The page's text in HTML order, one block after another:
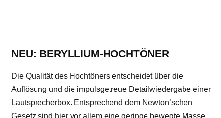
NEU: BERYLLIUM-HOCHTÖNER
Die Qualität des Hochtöners entscheidet über die
Auflösung und die impulsgetreue Detailwiedergabe einer
Lautsprecherbox. Entsprechend dem Newton’schen
Gesetz sind hier vor allem eine geringe bewegte Masse